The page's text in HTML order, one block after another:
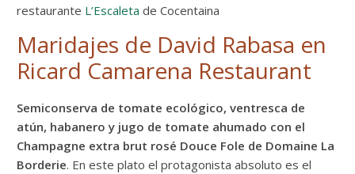
restaurante L’Escaleta de Cocentaina
Maridajes de David Rabasa en
Ricard Camarena Restaurant
Semiconserva de tomate ecológico, ventresca de
atún, habanero y jugo de tomate ahumado con el
Champagne extra brut rosé Douce Fole de Domaine La
Borderie. En este plato el protagonista absoluto es el